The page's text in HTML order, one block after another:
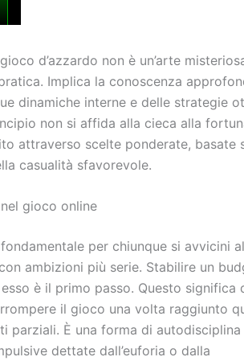
d’azzardo non è un’arte
Implica la conoscenza
dinamiche interne e delle strategie
non si affida alla cieca alla
attraverso scelte ponderate, basate
casualità sfavorevole.
gioco online
per chiunque si avvicini
ambizioni più serie. Stabilire un
è il primo passo. Questo significa
il gioco una volta raggiunto
parziali. È una forma di autodisciplina
dettate dall’euforia o dalla